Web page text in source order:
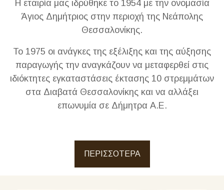
Η εταιρία μας ιδρύθηκε το 1954 με την ονομασία
Άγιος Δημήτριος στην περιοχή της Νεάπολης
Θεσσαλονίκης.
Το 1975 οι ανάγκες της εξέλιξης και της αύξησης
παραγωγής την αναγκάζουν να μεταφερθεί στις
ιδιόκτητες εγκαταστάσεις έκτασης 10 στρεμμάτων
στα Διαβατά Θεσσαλονίκης και να αλλάξει
επωνυμία σε Δήμητρα Α.Ε.
ΠΕΡΙΣΣΟΤΕΡΑ